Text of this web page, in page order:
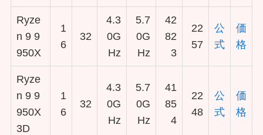
Ryze
n 9 9
950X
1
6
32
4.3
0G
Hz
5.7
0G
Hz
42
82
3
22
57
公
式
価
格
Ryze
n 9 9
950X
3D
1
6
32
4.3
0G
Hz
5.7
0G
Hz
41
85
4
22
48
公
式
価
格